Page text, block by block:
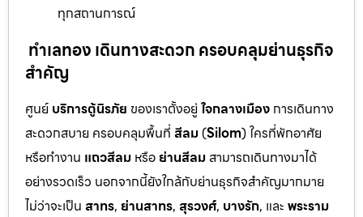
ทุกสถานการณ์
ทำเลทอง เดินทางสะดวก ครอบคลุมย่านธุรกิจ
สำคัญ
ศูนย์ บริการตู้นิรภัย ของเราตั้งอยู่ ใจกลางเมือง การเดินทาง
สะดวกสบาย ครอบคลุมพื้นที่ สีลม(Silom) ใครที่พักอาศัย
หรือทำงาน แถวสีลม หรือย่านสีลม สามารถเดินทางมาได้
อย่างรวดเร็ว นอกจากนี้ยังใกล้กับย่านธุรกิจสำคัญมากมาย
ไม่ว่าจะเป็น สาทร, ย่านสาทร, สุรวงศ์, บางรัก, และ พระราม